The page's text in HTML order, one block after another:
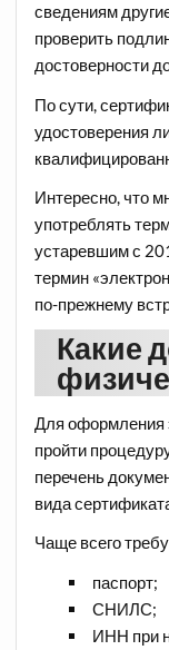
сведениям
проверить
достоверности
По сути,
удостоверения
Интересно, что
употреблять
устаревшим с
термин
по-прежнему
Какие
Для оформления
пройти
перечень
вида
Чаще всего
паспорт;
СНИЛС;
ИНН при